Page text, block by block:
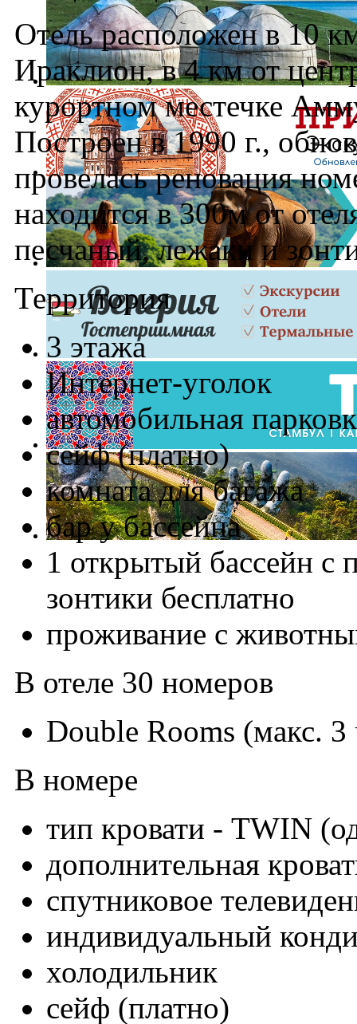
Отель расположен в 10
Ираклион, в 4 км от
курортном местечке
Построен в 1990 г.,
провелась реновация
находится в 300м от
песчаный, лежаки и
Территория
3 этажа
Интернет-уголок
автомобильная
сейф (платно)
комната для багажа
бар у бассейна
1 открытый бассейн с
зонтики бесплатно
проживание с
В отеле 30 номеров
Double Rooms (макс.
В номере
тип кровати - TWIN
дополнительная
спутниковое
индивидуальный
холодильник
сейф (платно)